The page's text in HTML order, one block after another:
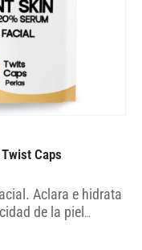
Caps
Aclara e hidrata
de la piel